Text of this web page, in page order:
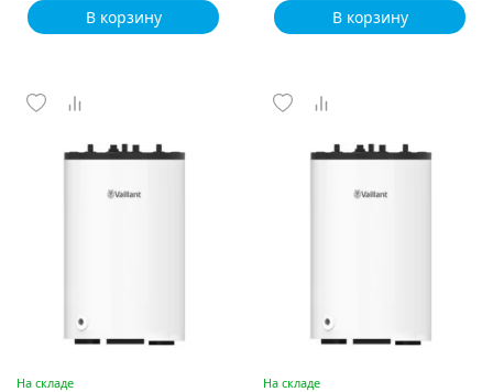
В корзину В корзину
На складе На складе